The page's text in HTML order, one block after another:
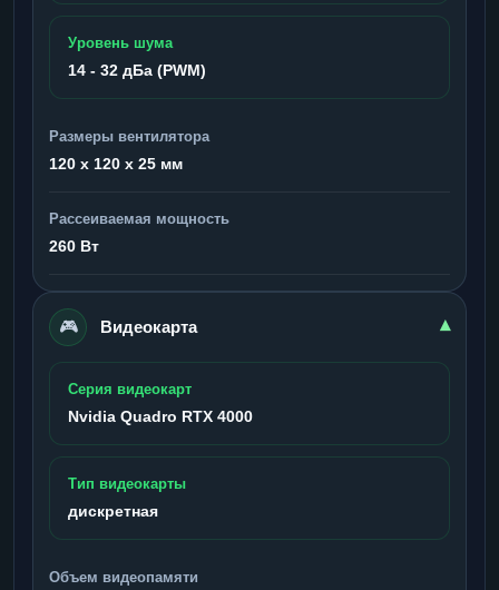
Уровень шума
14 - 32 дБа (PWM)
Размеры вентилятора
120 x 120 x 25 мм
Рассеиваемая мощность
260 Вт
🎮 Видеокарта ▾
Серия видеокарт
Nvidia Quadro RTX 4000
Тип видеокарты
дискретная
Объем видеопамяти